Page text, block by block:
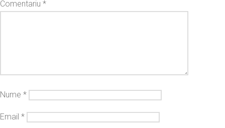
Comentariu *
Nume *
Email *